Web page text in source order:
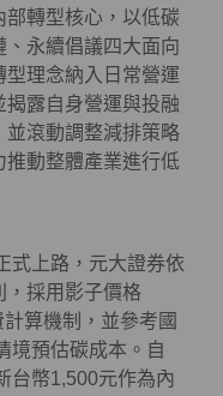
轉型核心，以低碳
永續倡議四大面向
型理念納入日常營運
揭露自身營運與投融
並滾動調整減排策略
推動整體產業進行低
式上路，元大證券依
，採用影子價格
算機制，並參考國
境預估碳成本。自
台幣1,500元作為內